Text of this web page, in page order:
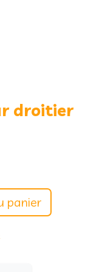
droitier
panier